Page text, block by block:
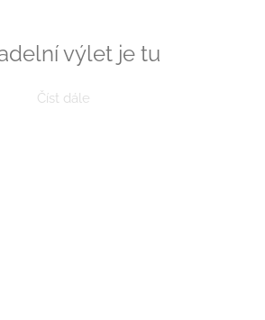
výlet je tu
Číst dále